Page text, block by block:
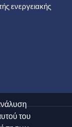
ενεργειακής
του